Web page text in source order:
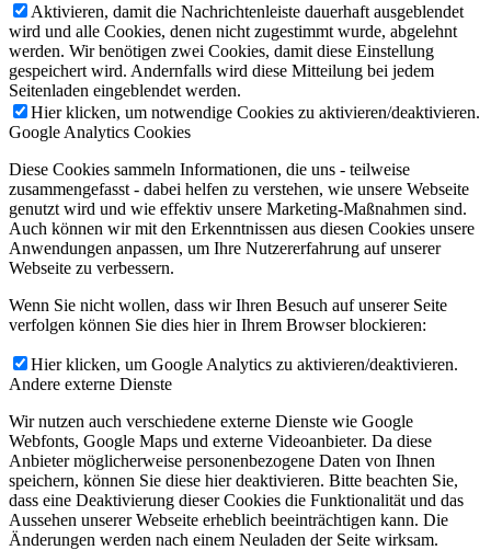
Aktivieren, damit die Nachrichtenleiste dauerhaft ausgeblendet
wird und alle Cookies, denen nicht zugestimmt wurde, abgelehnt
werden. Wir benötigen zwei Cookies, damit diese Einstellung
gespeichert wird. Andernfalls wird diese Mitteilung bei jedem
Seitenladen eingeblendet werden.
Hier klicken, um notwendige Cookies zu aktivieren/deaktivieren.
Google Analytics Cookies
Diese Cookies sammeln Informationen, die uns - teilweise
zusammengefasst - dabei helfen zu verstehen, wie unsere Webseite
genutzt wird und wie effektiv unsere Marketing-Maßnahmen sind.
Auch können wir mit den Erkenntnissen aus diesen Cookies unsere
Anwendungen anpassen, um Ihre Nutzererfahrung auf unserer
Webseite zu verbessern.
Wenn Sie nicht wollen, dass wir Ihren Besuch auf unserer Seite
verfolgen können Sie dies hier in Ihrem Browser blockieren:
Hier klicken, um Google Analytics zu aktivieren/deaktivieren.
Andere externe Dienste
Wir nutzen auch verschiedene externe Dienste wie Google
Webfonts, Google Maps und externe Videoanbieter. Da diese
Anbieter möglicherweise personenbezogene Daten von Ihnen
speichern, können Sie diese hier deaktivieren. Bitte beachten Sie,
dass eine Deaktivierung dieser Cookies die Funktionalität und das
Aussehen unserer Webseite erheblich beeinträchtigen kann. Die
Änderungen werden nach einem Neuladen der Seite wirksam.